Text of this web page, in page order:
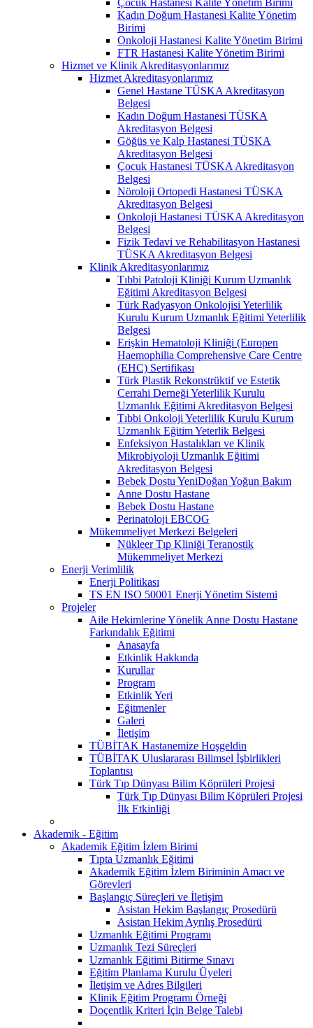
Kadın Doğum Hastanesi Kalite Yönetim
Birimi
Onkoloji Hastanesi Kalite Yönetim Birimi
FTR Hastanesi Kalite Yönetim Birimi
Hizmet ve Klinik Akreditasyonlarımız
Hizmet Akreditasyonlarımız
Genel Hastane TÜSKA Akreditasyon
Belgesi
Kadın Doğum Hastanesi TÜSKA
Akreditasyon Belgesi
Göğüs ve Kalp Hastanesi TÜSKA
Akreditasyon Belgesi
Çocuk Hastanesi TÜSKA Akreditasyon
Belgesi
Nöroloji Ortopedi Hastanesi TÜSKA
Akreditasyon Belgesi
Onkoloji Hastanesi TÜSKA Akreditasyon
Belgesi
Fizik Tedavi ve Rehabilitasyon Hastanesi
TÜSKA Akreditasyon Belgesi
Klinik Akreditasyonlarımız
Tıbbi Patoloji Kliniği Kurum Uzmanlık
Eğitimi Akreditasyon Belgesi
Türk Radyasyon Onkolojisi Yeterlilik
Kurulu Kurum Uzmanlık Eğitimi Yeterlilik
Belgesi
Erişkin Hematoloji Kliniği (Europen
Haemophilia Comprehensive Care Centre
(EHC) Sertifikası
Türk Plastik Rekonstrüktif ve Estetik
Cerrahi Derneği Yeterlilik Kurulu
Uzmanlık Eğitimi Akreditasyon Belgesi
Tıbbi Onkoloji Yeterlilik Kurulu Kurum
Uzmanlık Eğitim Yeterlik Belgesi
Enfeksiyon Hastalıkları ve Klinik
Mikrobiyoloji Uzmanlık Eğitimi
Akreditasyon Belgesi
Bebek Dostu YeniDoğan Yoğun Bakım
Anne Dostu Hastane
Bebek Dostu Hastane
Perinatoloji EBCOG
Mükemmeliyet Merkezi Belgeleri
Nükleer Tıp Kliniği Teranostik
Mükemmeliyet Merkezi
Enerji Verimlilik
Enerji Politikası
TS EN ISO 50001 Enerji Yönetim Sistemi
Projeler
Aile Hekimlerine Yönelik Anne Dostu Hastane
Farkındalık Eğitimi
Anasayfa
Etkinlik Hakkında
Kurullar
Program
Etkinlik Yeri
Eğitmenler
Galeri
İletişim
TÜBİTAK Hastanemize Hoşgeldin
TÜBİTAK Uluslararası Bilimsel İşbirlikleri
Toplantısı
Türk Tıp Dünyası Bilim Köprüleri Projesi
Türk Tıp Dünyası Bilim Köprüleri Projesi
İlk Etkinliği
Akademik - Eğitim
Akademik Eğitim İzlem Birimi
Tıpta Uzmanlık Eğitimi
Akademik Eğitim İzlem Biriminin Amacı ve
Görevleri
Başlangıç Süreçleri ve İletişim
Asistan Hekim Başlangıç Prosedürü
Asistan Hekim Ayrılış Prosedürü
Uzmanlık Eğitimi Programı
Uzmanlık Tezi Süreçleri
Uzmanlık Eğitimi Bitirme Sınavı
Eğitim Planlama Kurulu Üyeleri
İletişim ve Adres Bilgileri
Klinik Eğitim Programı Örneği
Doçentlik Kriteri İçin Belge Talebi